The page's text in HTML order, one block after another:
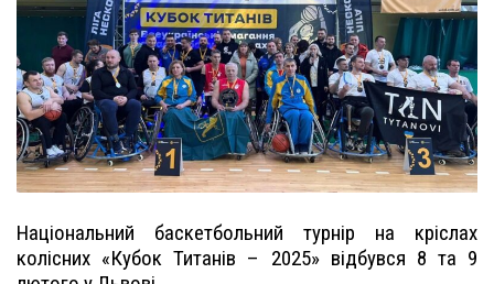
Національний баскетбольний турнір на кріслах
колісних «Кубок Титанів – 2025» відбувся 8 та 9